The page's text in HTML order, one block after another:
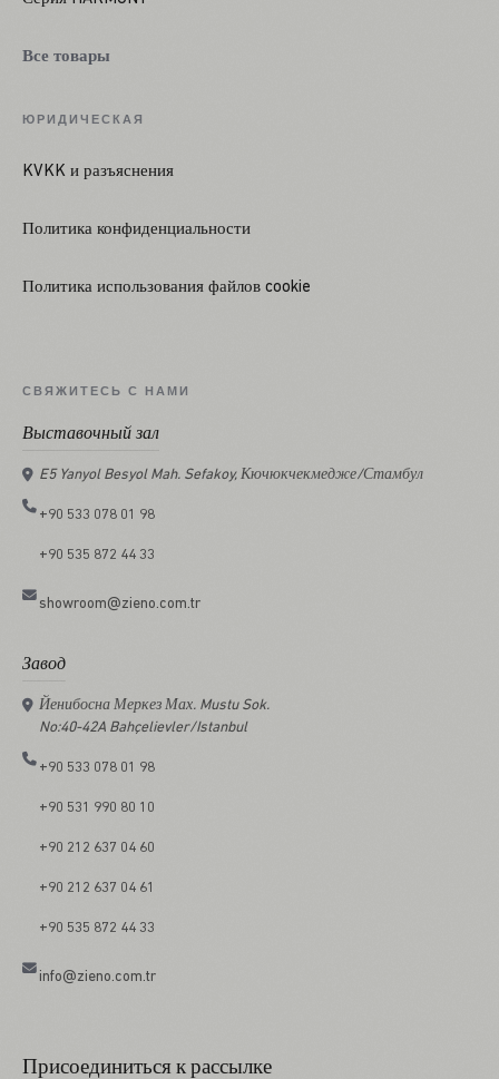
Все товары
ЮРИДИЧЕСКАЯ
KVKK и разъяснения
Политика конфиденциальности
Политика использования файлов cookie
СВЯЖИТЕСЬ С НАМИ
Выставочный зал
E5 Yanyol Besyol Mah. Sefakoy, Кючюкчекмедже/Стамбул
+90 533 078 01 98
+90 535 872 44 33
showroom@zieno.com.tr
Завод
Йенибосна Меркез Мах. Mustu Sok.
No:40-42A Bahçelievler/Istanbul
+90 533 078 01 98
+90 531 990 80 10
+90 212 637 04 60
+90 212 637 04 61
+90 535 872 44 33
info@zieno.com.tr
Присоединиться к рассылке